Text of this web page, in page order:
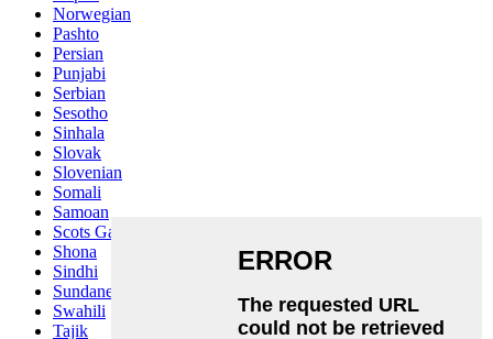
Norwegian
Pashto
Persian
Punjabi
Serbian
Sesotho
Sinhala
Slovak
Slovenian
Somali
Samoan
Scots Gaelic
Shona
Sindhi
Sundanese
Swahili
Tajik